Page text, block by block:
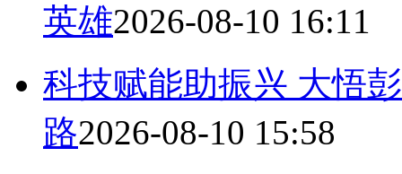
英雄2026-08-10 16:11
科技赋能助振兴 大悟
路2026-08-10 15:58